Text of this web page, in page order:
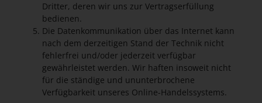
Dritter, deren wir uns zur Vertragserfüllung
bedienen.
Die Datenkommunikation über das Internet kann
nach dem derzeitigen Stand der Technik nicht
fehlerfrei und/oder jederzeit verfügbar
gewährleistet werden. Wir haften insoweit nicht
für die ständige und ununterbrochene
Verfügbarkeit unseres Online-Handelssystems.